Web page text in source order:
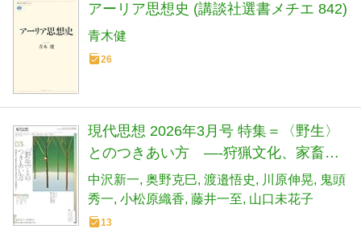
アーリア思想史 (講談社選書メチエ 842)
青木健
26
現代思想 2026年3月号 特集＝〈野生〉
とのつきあい方 ―-狩猟文化、家畜化
の歴史から現代のクマ問題まで―
中沢新一 奥野克巳 渡邉悟史 川原伸晃
鬼頭
秀一 小松原織香 藤井一至 山口未花子
13